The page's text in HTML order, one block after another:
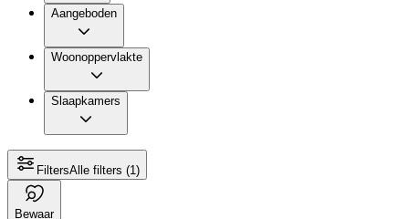
Aangeboden
Woonoppervlakte
Slaapkamers
FiltersAlle filters (1)
Bewaar